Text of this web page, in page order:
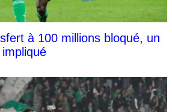
à 100 millions bloqué, un
impliqué